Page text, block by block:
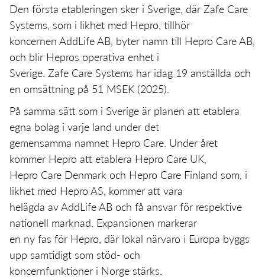
Den första etableringen sker i Sverige, där Zafe Care
Systems, som i likhet med Hepro, tillhör
koncernen AddLife AB, byter namn till Hepro Care AB,
och blir Hepros operativa enhet i
Sverige. Zafe Care Systems har idag 19 anställda och
en omsättning på 51 MSEK (2025).
På samma sätt som i Sverige är planen att etablera
egna bolag i varje land under det
gemensamma namnet Hepro Care. Under året
kommer Hepro att etablera Hepro Care UK,
Hepro Care Denmark och Hepro Care Finland som, i
likhet med Hepro AS, kommer att vara
helägda av AddLife AB och få ansvar för respektive
nationell marknad. Expansionen markerar
en ny fas för Hepro, där lokal närvaro i Europa byggs
upp samtidigt som stöd- och
koncernfunktioner i Norge stärks.